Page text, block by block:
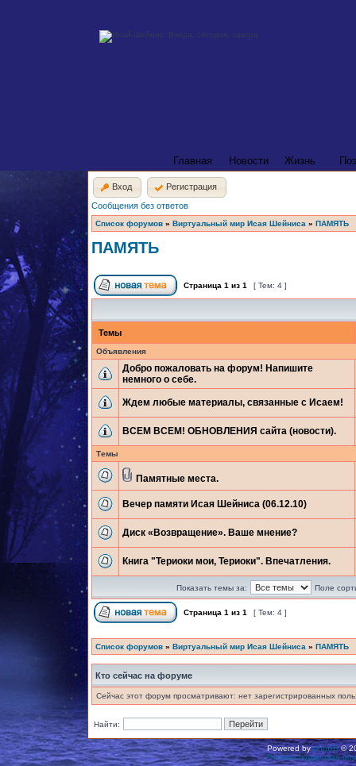
Главная Новости Жизнь
Вход
Регистрация
Сообщения без ответов
Список форумов » Виртуальный мир Исая Шейниса » ПАМЯТЬ
ПАМЯТЬ
Страница 1 из 1 [ Тем: 4 ]
Темы
Объявления
Добро пожаловать на форум! Напишите
немного о себе.
Ждем любые материалы, связанные с Исаем!
ВСЕМ ВСЕМ! ОБНОВЛЕНИЯ сайта (новости).
Темы
Памятные места.
Вечер памяти Исая Шейниса (06.12.10)
Диск «Возвращение». Ваше мнение?
Книга "Териоки мои, Териоки". Впечатления.
Показать темы за: Поле
Страница 1 из 1 [ Тем: 4 ]
Список форумов » Виртуальный мир Исая Шейниса » ПАМЯТЬ
Кто сейчас на форуме
Сейчас этот форум просматривают: нет зарегистрированных
Найти:
Powered byphpBB©
Русская поддержка